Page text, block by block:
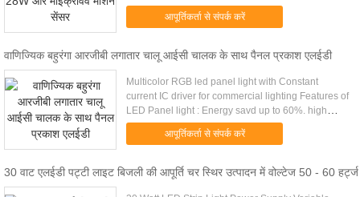
Integration of microwave motion sensor, daylight
sensor and LED driver. 2...
आपूर्तिकर्ता से संपर्क करें
वाणिज्यिक बहुरंगा आरजीबी लगातार चालू आईसी चालक के साथ पैनल प्रकाश एलईडी
Multicolor RGB led panel light with Constant
current IC driver for commercial lighting Features of
LED Panel light : Energy savd up to 60%. high
intensity Special different view angles mixing
lighting design .....
आपूर्तिकर्ता से संपर्क करें
30 वाट एलईडी पट्टी लाइट बिजली की आपूर्ति चर स्थिर उत्पादन में वोल्टेज 50 - 60 हर्ट्ज